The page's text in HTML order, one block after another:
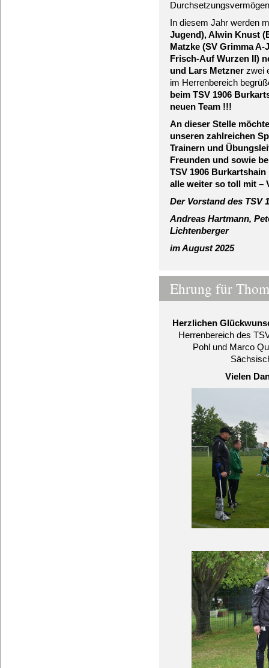
In diesem Jahr werden
Jugend),Alwin Knust
Matzke (SV Grimma
Frisch-Auf Wurzen II)
und Lars Metzner zwei
im Herrenbereich
beim TSV 1906
neuen Team !!!
An dieser Stelle
unseren zahlreichen
Trainern und
Freunden und sowie
TSV 1906
alle weiter so toll mit –
Der Vorstand des TSV
Andreas Hartmann,
Lichtenberger
im August 2025
Ehrung für
Herzlichen
Herrenbereich des
Pohl und Marco
Vielen